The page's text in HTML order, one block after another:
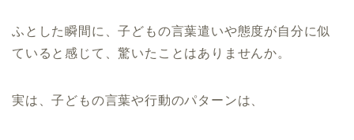
ふとした瞬間に、子どもの言葉遣いや態度が自分に似
ていると感じて、驚いたことはありませんか。
実は、子どもの言葉や行動のパターンは、